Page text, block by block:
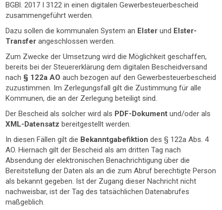
BGBl. 2017 I 3122 in einen digitalen Gewerbesteuerbescheid
zusammengeführt werden.
Dazu sollen die kommunalen System an Elster und Elster-
Transfer angeschlossen werden.
Zum Zwecke der Umsetzung wird die Möglichkeit geschaffen,
bereits bei der Steuererklärung dem digitalen Bescheidversand
nach § 122a AO auch bezogen auf den Gewerbesteuerbescheid
zuzustimmen. Im Zerlegungsfall gilt die Zustimmung für alle
Kommunen, die an der Zerlegung beteiligt sind.
Der Bescheid als solcher wird als PDF-Dokument und/oder als
XML-Datensatz bereitgestellt werden.
In diesen Fällen gilt die Bekanntgabefiktiondes § 122a Abs. 4
AO. Hiernach gilt der Bescheid als am dritten Tag nach
Absendung der elektronischen Benachrichtigung über die
Bereitstellung der Daten als an die zum Abruf berechtigte Person
als bekannt gegeben. Ist der Zugang dieser Nachricht nicht
nachweisbar, ist der Tag des tatsächlichen Datenabrufes
maßgeblich.